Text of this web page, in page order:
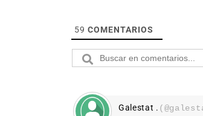
59 COMENTARIOS
Galestat .